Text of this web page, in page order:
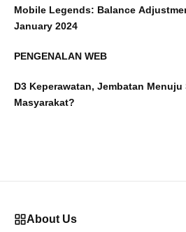
Mobile Legends: Balance
January 2024
PENGENALAN WEB
D3 Keperawatan, Jembatan Menuju
Masyarakat?
About Us